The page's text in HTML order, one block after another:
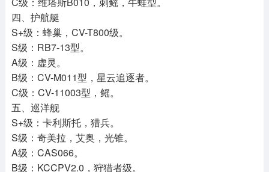
四、护航艇
S+级：蜂巢，CV-T800级。
S级：RB7-13型。
A级：虚灵。
B级：CV-M011型，星云追逐者。
C级：CV-11003型，鳐。
五、巡洋舰
S+级：卡利斯托，猎兵。
S级：奇美拉，艾奥，光锥。
A级：CAS066。
B级：KCCPV2.0，狩猎者级。